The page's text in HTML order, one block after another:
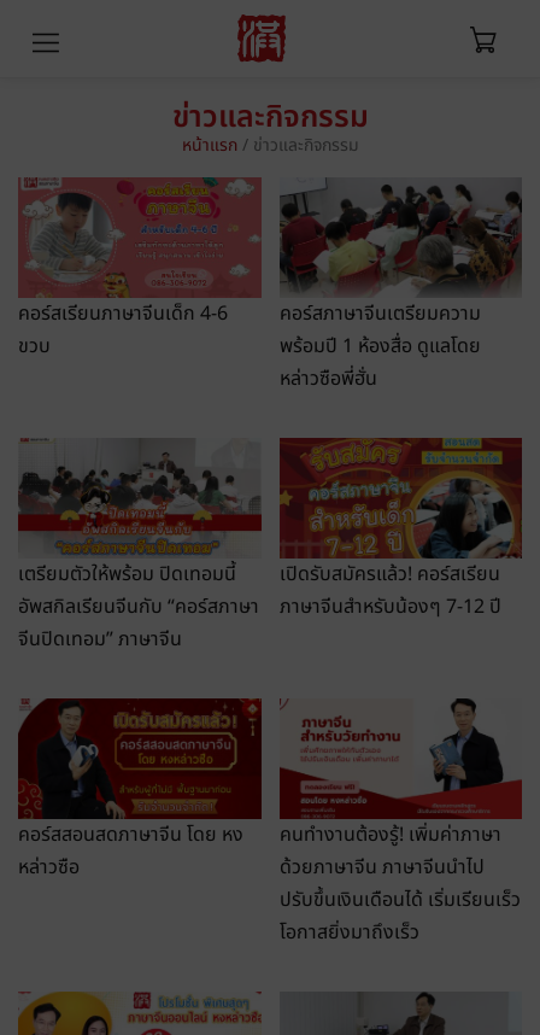
ข่าวและกิจกรรม
หน้าแรก / ข่าวและกิจกรรม
คอร์สเรียนภาษาจีนเด็ก 4-6
ขวบ
คอร์สภาษาจีนเตรียมความ
พร้อมปี 1 ห้องสื่อ ดูแลโดย
หล่าวซือพี่ฮั่น
เตรียมตัวให้พร้อม ปิดเทอมนี้
อัพสกิลเรียนจีนกับ “คอร์สภาษา
จีนปิดเทอม” ภาษาจีน
เปิดรับสมัครแล้ว! คอร์สเรียน
ภาษาจีนสำหรับน้องๆ 7-12 ปี
คอร์สสอนสดภาษาจีน โดย หง
หล่าวซือ
คนทำงานต้องรู้! เพิ่มค่าภาษา
ด้วยภาษาจีน ภาษาจีนนำไป
ปรับขึ้นเงินเดือนได้ เริ่มเรียนเร็ว
โอกาสยิ่งมาถึงเร็ว